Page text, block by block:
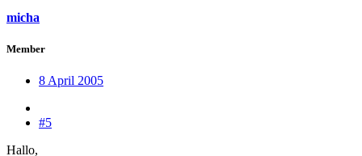
micha
Member
8 April 2005
#5
Hallo,